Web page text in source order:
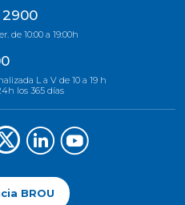
de 10:00 a 19:00h
L a V de 10 a 19 h
los 365 días
BROU